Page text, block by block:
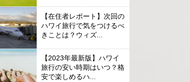
【在住者レポート】次回の
ハワイ旅行で気をつけるべ
きことは？ウィズ...
【2023年最新版】ハワイ
旅行の安い時期はいつ？格
安で楽しめるハ...